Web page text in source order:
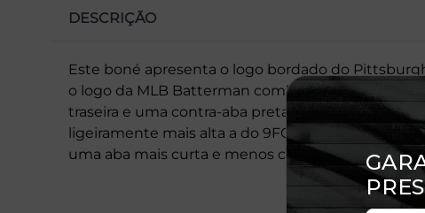
DESCRIÇÃO
Este boné apresenta o logo bordado do
o logo da MLB Batterman combinando acima do
traseira e uma contra-aba preta. A silhueta
ligeiramente mais alta a do 9FORTY original. O
uma aba mais curta e menos curva,